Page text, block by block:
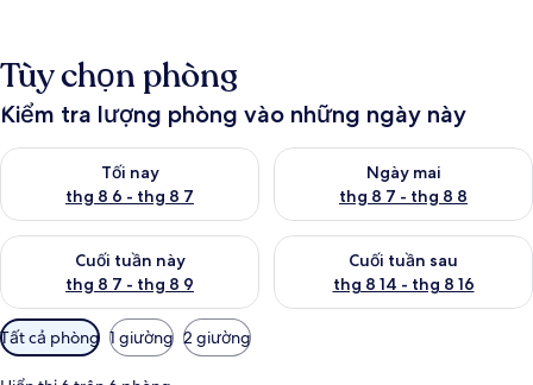
Tùy chọn phòng
Kiểm tra lượng phòng vào những ngày này
Tối nay
thg 8 6 - thg 8 7
Kiểm tra lượng phòng tối nay từ thg 8 6 - thg 8 7
Ngày mai
thg 8 7 - thg 8 8
Kiểm tra lượng phòng ngày
Cuối tuần này
thg 8 7 - thg 8 9
Kiểm tra lượng phòng cuối tuần này từ thg 8 7 - thg 8 9
Cuối tuần sau
thg 8 14 - thg 8 16
Kiểm tra lượng phòng cuối
Bộ
lọc
có
Tất cả phòng 1 giường 2 giường